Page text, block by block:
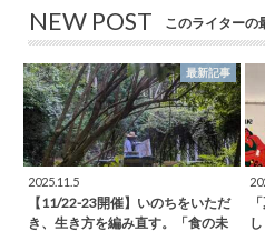
NEW POST このライターの
最新記事
2025.11.5
【11/22-23開催】いのちをいただ
き、生き方を編み直す。「食の未